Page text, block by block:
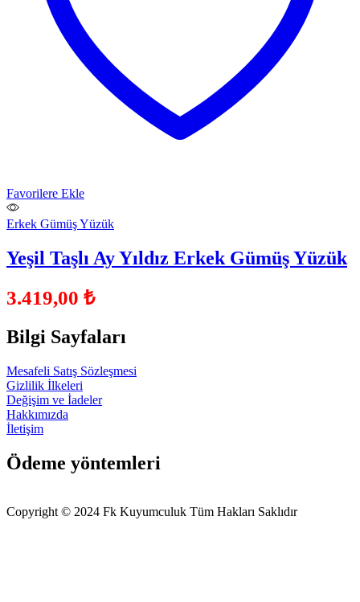
Favorilere Ekle
Erkek Gümüş Yüzük
Yeşil Taşlı Ay Yıldız Erkek Gümüş Yüzük
3.419,00 ₺
Bilgi Sayfaları
Mesafeli Satış Sözleşmesi
Gizlilik İlkeleri
Değişim ve İadeler
Hakkımızda
İletişim
Ödeme yöntemleri
Copyright © 2024 Fk Kuyumculuk Tüm Hakları Saklıdır